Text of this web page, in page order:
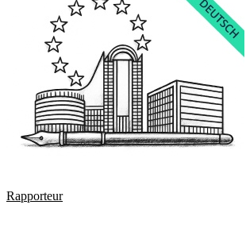
Rapporteur